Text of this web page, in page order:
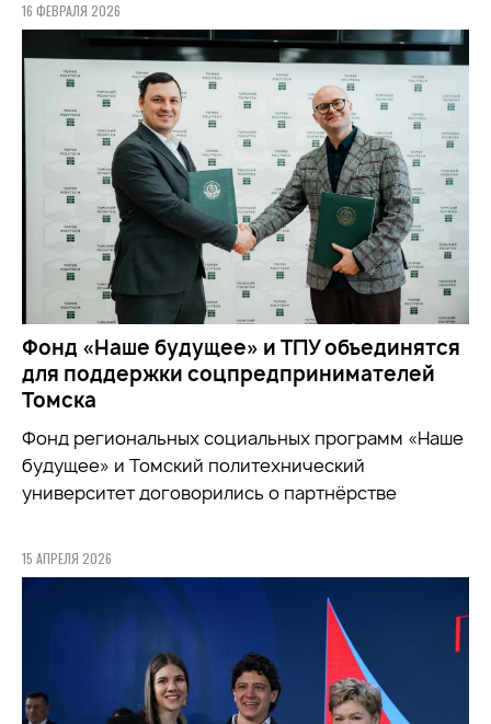
16 ФЕВРАЛЯ 2026
Фонд «Наше будущее» и ТПУ объединятся
для поддержки соцпредпринимателей
Томска
Фонд региональных социальных программ «Наше
будущее» и Томский политехнический
университет договорились о партнёрстве
15 АПРЕЛЯ 2026